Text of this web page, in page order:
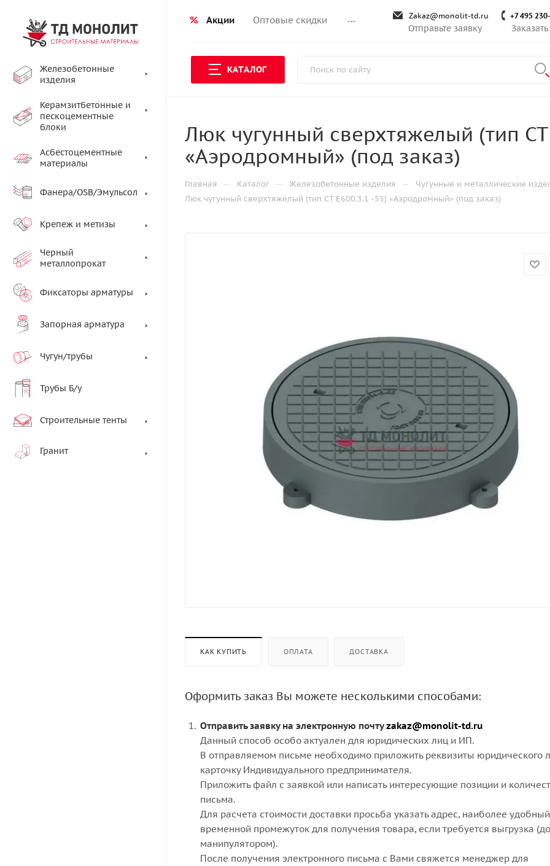
% Акции Оптовые скидки ... Zakaz@monolit-td.ru
Отправьте заявку
+7 495
КАТАЛОГ
Железобетонные
изделия
Керамзитбетонные и
пескоцементные
блоки
Асбестоцементные
материалы
Фанера/OSB/Эмульсол
Крепеж и метизы
Черный
металлопрокат
Фиксаторы арматуры
Запорная арматура
Чугун/трубы
Трубы Б/у
Строительные тенты
Гранит
Люк чугунный сверхтяжелый (тип
«Аэродромный» (под заказ)
Главная — Каталог — Железобетонные изделия — Чугунные и металлические
Люк чугунный сверхтяжелый (тип СТ Е600.3.1 -55) «Аэродромный» (под заказ)
КАК КУПИТЬ ОПЛАТА ДОСТАВКА
Оформить заказ Вы можете несколькими способами:
Отправить заявку на электронную почтуzakaz@monolit-td.ru
Данный способ особо актуален для юридических лиц и ИП.
В отправляемом письме необходимо приложить реквизиты юридического
карточку Индивидуального предпринимателя.
Приложить файл с заявкой или написать интересующие позиции и
письма.
Для расчета стоимости доставки просьба указать адрес, наиболее удобный
временной промежуток для получения товара, если требуется выгрузка
манипулятором).
После получения электронного письма с Вами свяжется менеджер для